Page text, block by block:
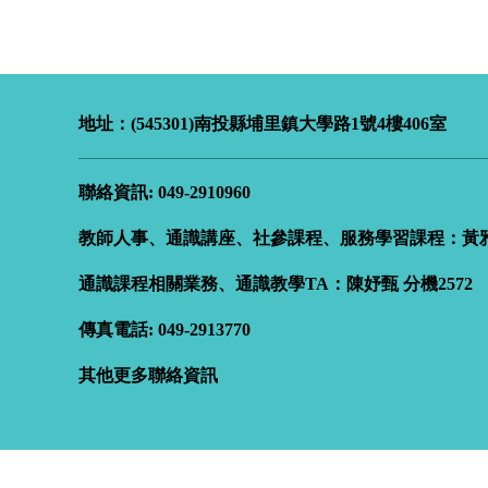
地址：(545301)南投縣埔里鎮大學路1號4樓406室
聯絡資訊: 049-2910960
教師人事、通識講座、社參課程、服務學習課程：黃
通識課程相關業務、通識教學TA：陳妤甄 分機2572
傳真電話: 049-2913770
其他更多聯絡資訊